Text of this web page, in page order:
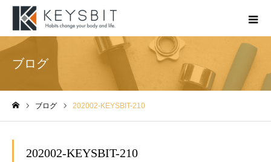
ブログ
ブログ 202002-KEYSBIT-210
202002-KEYSBIT-210